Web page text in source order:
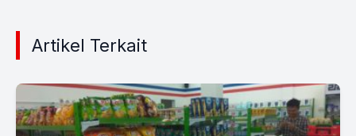
Artikel Terkait